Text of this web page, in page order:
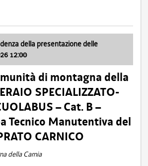
della presentazione delle
12:00
di montagna della
SPECIALIZZATO-
– Cat. B –
Tecnico Manutentiva del
CARNICO
della Carnia